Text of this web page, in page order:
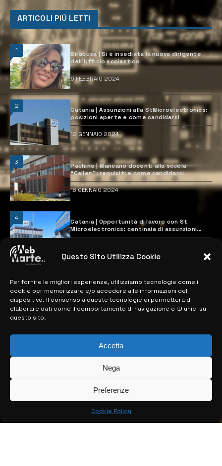
Questo Sito Utilizza Cookie
Per fornire le migliori esperienze, utilizziamo tecnologie come i
cookie per memorizzare e/o accedere alle informazioni del
dispositivo. Il consenso a queste tecnologie ci permetterà di
elaborare dati come il comportamento di navigazione o ID unici su
questo sito.
Accetta
Nega
Preferenze
Cookie Policy
ARTICOLI PIÙ LETTI
1
Siracusa | Si è insediata la nuova dirigente
dell’Ufficio scolastico
6 FEBBRAIO 2024
2
Catania | Assunzioni alla StMicroelectronics:
posizioni aperte e come candidarsi
12 GENNAIO 2024
3
Pachino | Mancano docenti alla scuola
“Calleri”: requisiti e come candidarsi
18 GENNAIO 2024
4
Catania | Opportunità di lavoro con St
Microelectronics: centinaia di assunzioni
previste
MAPPA DEL SITO
> NOTIZIE